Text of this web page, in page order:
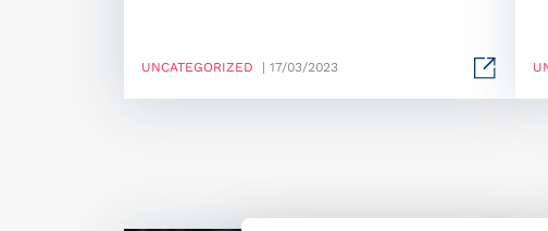
UNCATEGORIZED | 17/03/2023